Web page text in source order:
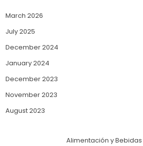
March 2026
July 2025
December 2024
January 2024
December 2023
November 2023
August 2023
Alimentación y Bebidas